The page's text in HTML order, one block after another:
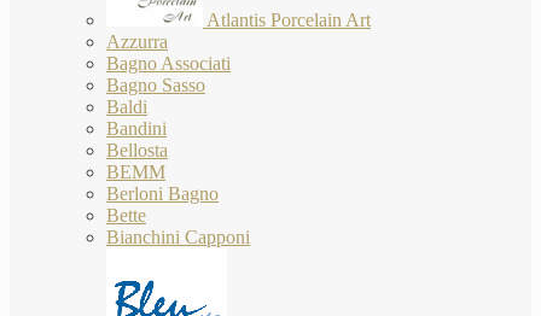
Atlantis Porcelain Art
Azzurra
Bagno Associati
Bagno Sasso
Baldi
Bandini
Bellosta
BEMM
Berloni Bagno
Bette
Bianchini Capponi